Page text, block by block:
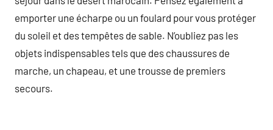
emporter une écharpe ou un foulard pour vous protéger
du soleil et des tempêtes de sable. N’oubliez pas les
objets indispensables tels que des chaussures de
marche, un chapeau, et une trousse de premiers
secours.